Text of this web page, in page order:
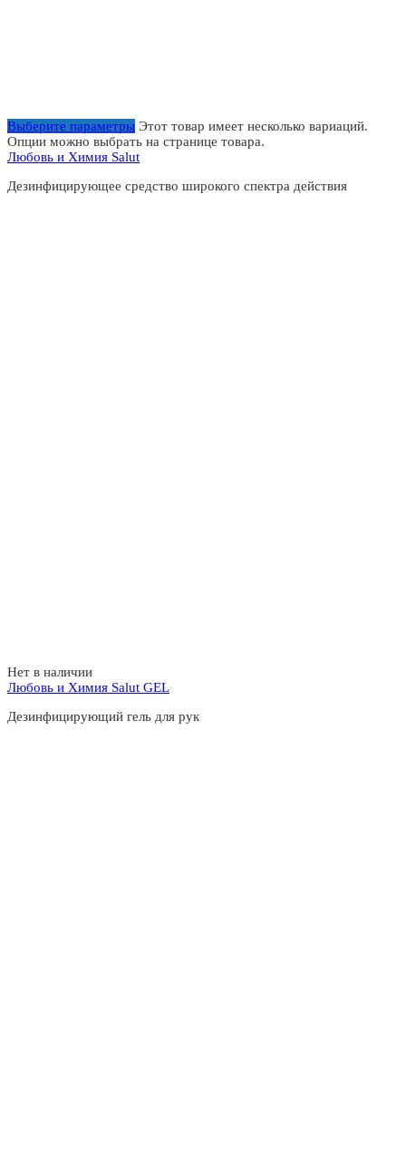
Выберите параметры Этот товар имеет несколько вариаций.
Опции можно выбрать на странице товара.
Любовь и Химия Salut
Дезинфицирующее средство широкого спектра действия
Нет в наличии
Любовь и Химия Salut GEL
Дезинфицирующий гель для рук